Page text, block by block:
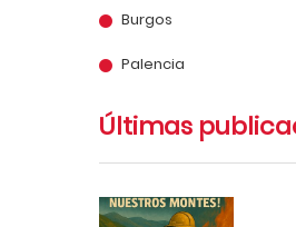
Burgos
Palencia
Últimas